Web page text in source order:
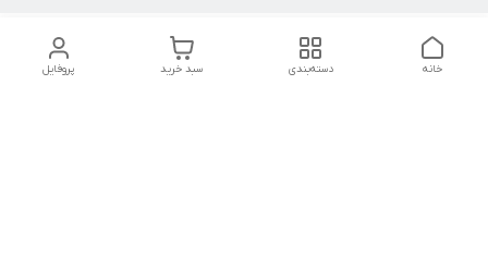
پروفایل سبد خرید دسته‌بندی خانه